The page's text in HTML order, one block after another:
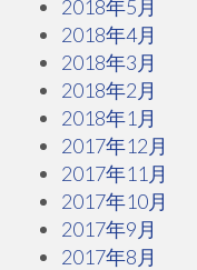
2018年5月
2018年4月
2018年3月
2018年2月
2018年1月
2017年12月
2017年11月
2017年10月
2017年9月
2017年8月